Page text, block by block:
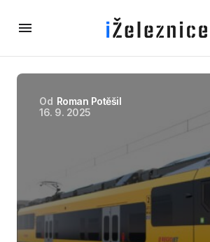
Od Roman Potěšil
16. 9. 2025